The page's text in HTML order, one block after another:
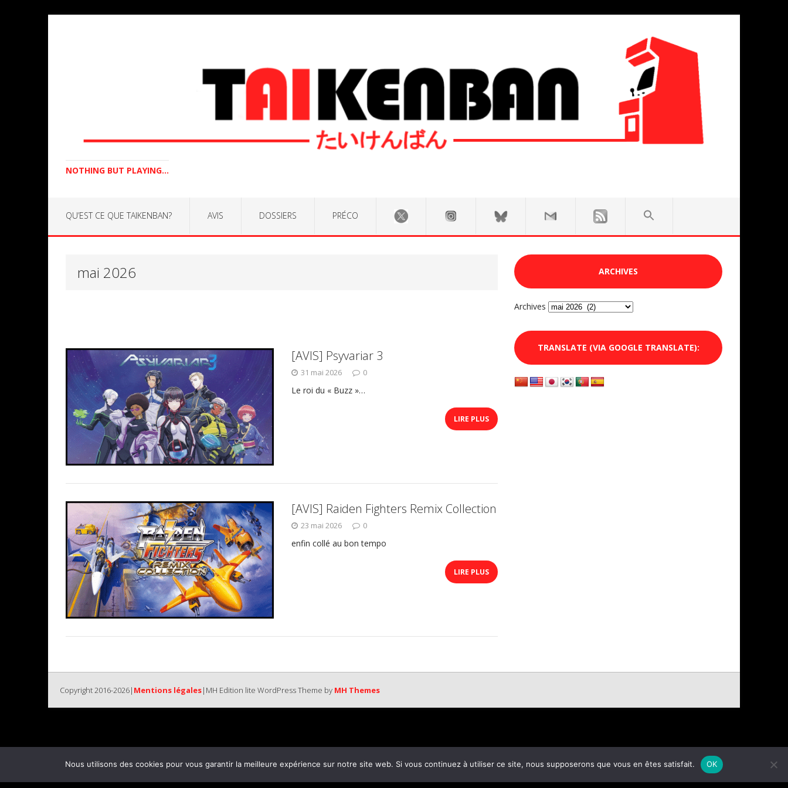
NOTHING BUT PLAYING...
QU’EST CE QUE TAIKENBAN? AVIS DOSSIERS PRÉCO
mai 2026
[AVIS] Psyvariar 3
31 mai 2026 0
Le roi du « Buzz »…
LIRE PLUS
[AVIS] Raiden Fighters Remix Collection
23 mai 2026 0
enfin collé au bon tempo
LIRE PLUS
ARCHIVES
Archives
TRANSLATE (VIA GOOGLE TRANSLATE):
Copyright 2016-2026| Mentions légales|MH Edition lite WordPress Theme by MH Themes
Nous utilisons des cookies pour vous garantir la meilleure expérience sur notre site web. Si vous continuez à utiliser ce site, nous supposerons que vous en êtes satisfait. OK